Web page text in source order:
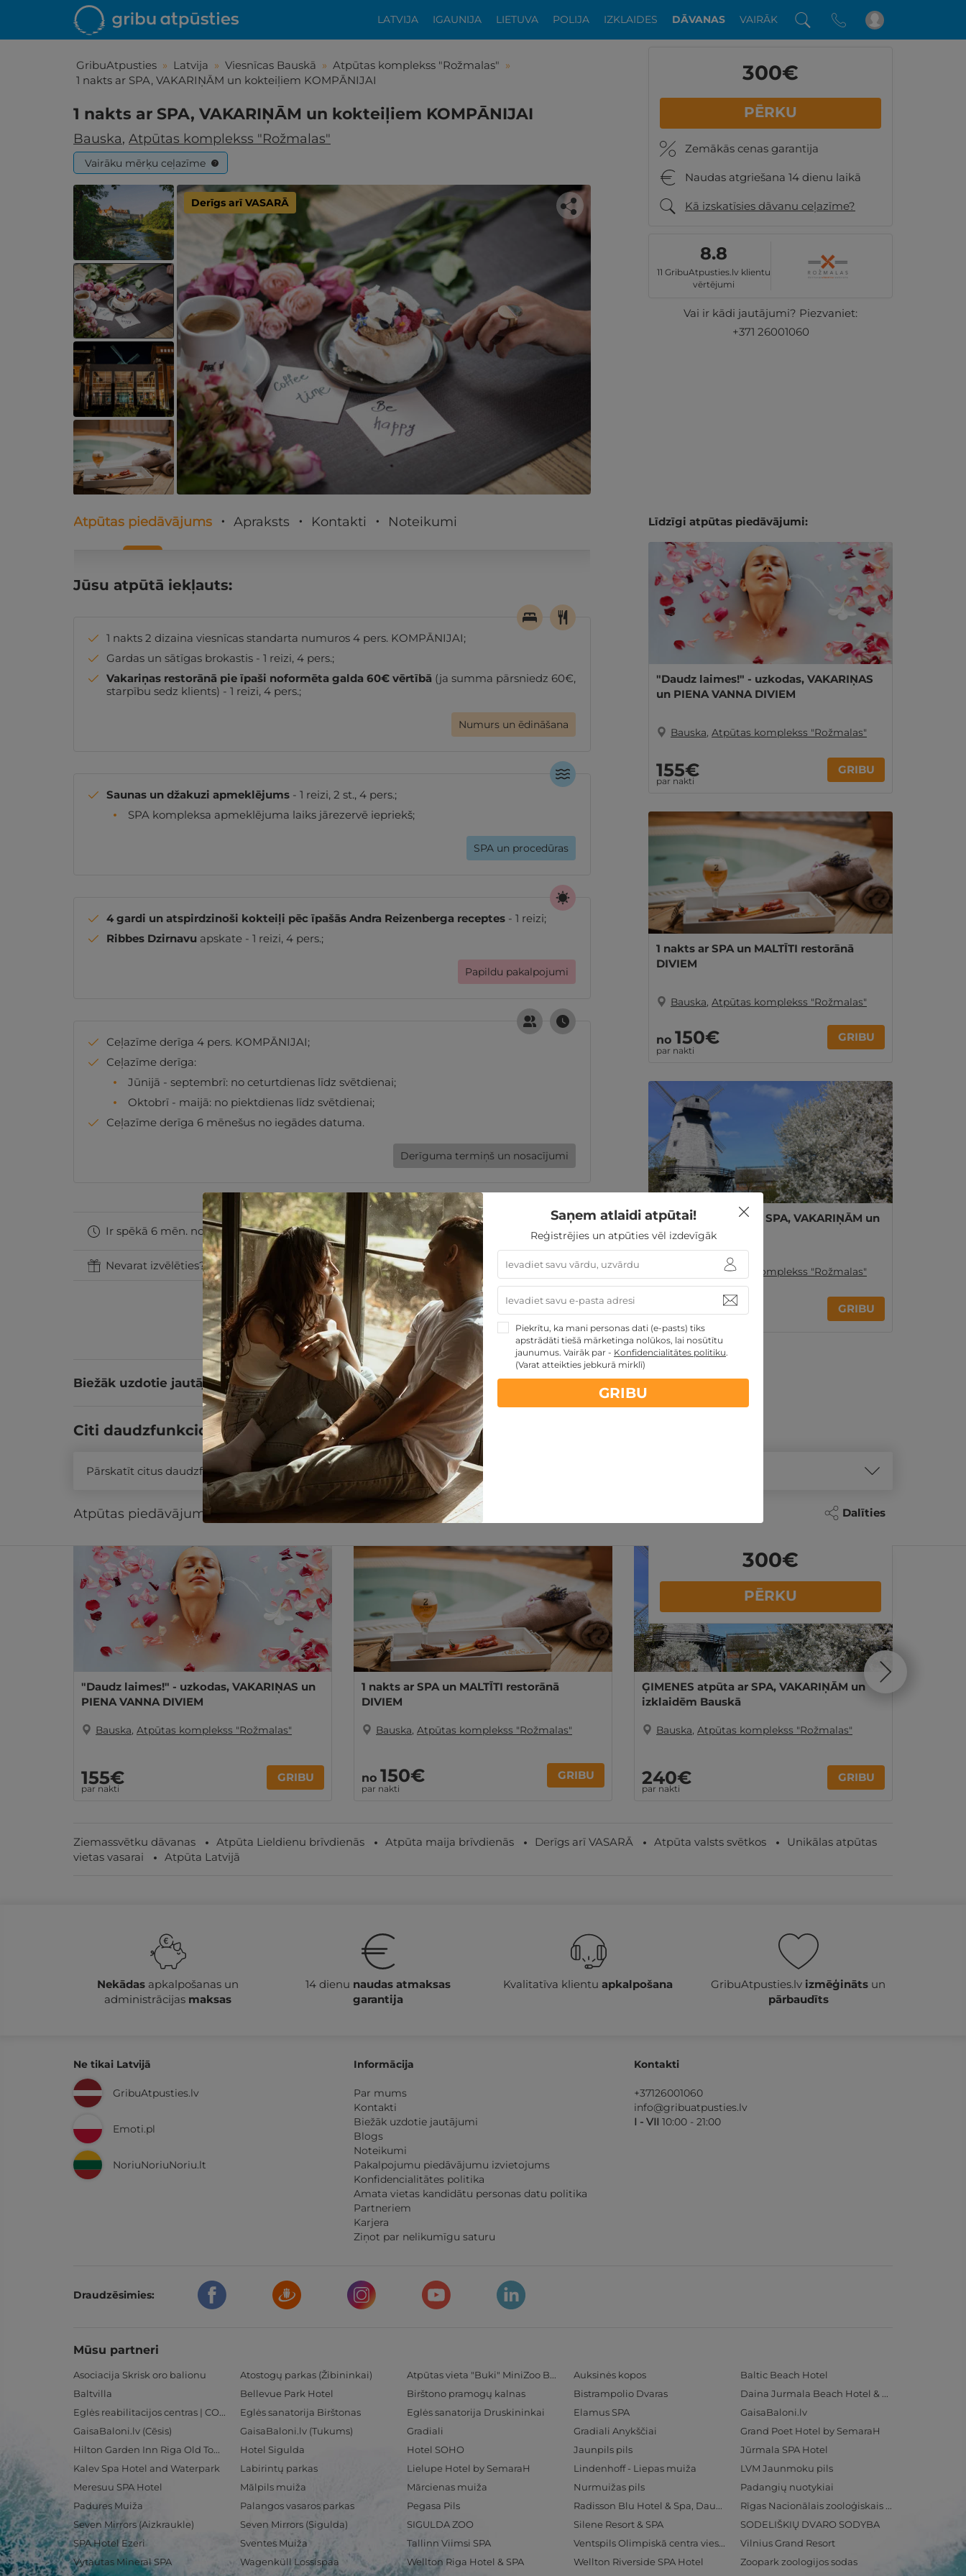
LATVIJA IGAUNIJA LIETUVA POLIJA IZKLAIDES DĀVANAS VAIRĀK
GribuAtpusties » Latvija » Viesnīcas Bauskā » Atpūtas komplekss "Rožmalas" »
1 nakts ar SPA, VAKARIŅĀM un kokteiļiem KOMPĀNIJAI
1 nakts ar SPA, VAKARIŅĀM un kokteiļiem KOMPĀNIJAI
Bauska, Atpūtas komplekss "Rožmalas"
Vairāku mērķu ceļazīme ?
Derīgs arī VASARĀ
Iepatikās šis piedāvājums?
Līdz brīnišķīgai atpūtai atlikuši tikai daži soļi
PĒRKU
300€
PĒRKU
Zemākās cenas garantija
Naudas atgriešana 14 dienu laikā
Kā izskatīsies dāvanu ceļazīme?
8.8
11 GribuAtpusties.lv klientu
vērtējumi
Vai ir kādi jautājumi? Piezvaniet:
+371 26001060
Atpūtas piedāvājums Apraksts Kontakti Noteikumi
Jūsu atpūtā iekļauts:
1 nakts 2 dizaina viesnīcas standarta numuros 4 pers. KOMPĀNIJAI;
Gardas un sātīgas brokastis - 1 reizi, 4 pers.;
Vakariņas restorānā pie īpaši noformēta galda 60€ vērtībā (ja summa pārsniedz 60€,
starpību sedz klients) - 1 reizi, 4 pers.;
Numurs un ēdināšana
Saunas un džakuzi apmeklējums - 1 reizi, 2 st., 4 pers.;
SPA kompleksa apmeklējuma laiks jārezervē iepriekš;
SPA un procedūras
4 gardi un atspirdzinoši kokteiļi pēc īpašās Andra Reizenberga receptes - 1 reizi;
Ribbes Dzirnavu apskate - 1 reizi, 4 pers.;
Papildu pakalpojumi
Ceļazīme derīga 4 pers. KOMPĀNIJAI;
Ceļazīme derīga:
Jūnijā - septembrī: no ceturtdienas līdz svētdienai;
Oktobrī - maijā: no piektdienas līdz svētdienai;
Ceļazīme derīga 6 mēnešus no iegādes datuma.
Derīguma termiņš un nosacījumi
Ir spēkā 6 mēn. no iegādes datuma 300€
Nevarat izvēlēties? Uzdāviniet GribuAtpusties.lv dāvanu karti
PĒRKU
Biežāk uzdotie jautājumi
Atpūtas piedāvājums Apraksts Kontakti Noteikumi Dalīties
300€
PĒRKU
Līdzīgi atpūtas piedāvājumi:
"Daudz laimes!" - uzkodas, VAKARIŅAS
un PIENA VANNA DIVIEM
Bauska, Atpūtas komplekss "Rožmalas"
155€
par nakti
GRIBU
1 nakts ar SPA un MALTĪTI restorānā
DIVIEM
Bauska, Atpūtas komplekss "Rožmalas"
no 150€
par nakti
GRIBU
ĢIMENES atpūta ar SPA, VAKARIŅĀM un
izklaidēm Bauskā
Atpūtas komplekss "Rožmalas"
240€ GRIBU
Citi daudzfunkcionālās dāvanu kartes piedāvājumi:
Pārskatīt citus daudzfunkcionālās dāvanu kartes TOP piedāvājumus
Līdzīgi atpūtas piedāvājumi
"Daudz laimes!" - uzkodas, VAKARIŅAS un
PIENA VANNA DIVIEM
Bauska, Atpūtas komplekss "Rožmalas"
155€
par nakti
GRIBU
1 nakts ar SPA un MALTĪTI restorānā
DIVIEM
Bauska, Atpūtas komplekss "Rožmalas"
no 150€
par nakti
GRIBU
ĢIMENES atpūta ar SPA, VAKARIŅĀM un
izklaidēm Bauskā
Bauska, Atpūtas komplekss "Rožmalas"
240€
par nakti
GRIBU
Ziemassvētku dāvanas Atpūta Lieldienu brīvdienās Atpūta maija brīvdienās Derīgs arī VASARĀ Atpūta valsts svētkos
Unikālas atpūtas
vietas vasarai
Atpūta Latvijā
Nekādasapkalpošanas un
administrācijas maksas
14 dienu naudas atmaksas
garantija
Kvalitatīva klientuapkalpošana GribuAtpusties.lv izmēģināts un
pārbaudīts
Ne tikai Latvijā
GribuAtpusties.lv
Emoti.pl
NoriuNoriuNoriu.lt
Informācija
Par mums
Kontakti
Biežāk uzdotie jautājumi
Blogs
Noteikumi
Pakalpojumu piedāvājumu izvietojums
Konfidencialitātes politika
Amata vietas kandidātu personas datu politika
Partneriem
Karjera
Ziņot par nelikumīgu saturu
Kontakti
+37126001060
info@gribuatpusties.lv
I - VII 10:00 - 21:00
Draudzēsimies:
Mūsu partneri
Asociacija Skrisk oro balionu Atostogų parkas (Žibininkai) Atpūtas vieta "Buki" MiniZoo BUKS Auksinės kopos
Baltic Beach Hotel
Baltvilla
Bellevue Park Hotel Birštono pramogų kalnas Bistrampolio Dvaras
Daina Jurmala Beach Hotel & SPA
Eglės reabilitacijos centras | CORE
Eglės sanatorija Birštonas Eglės sanatorija Druskininkai Elamus SPA
GaisaBaloni.lv
GaisaBaloni.lv (Cēsis)
GaisaBaloni.lv (Tukums) Gradiali Gradiali Anykščiai
Grand Poet Hotel by SemaraH
Hilton Garden Inn Riga Old Town
Hotel Sigulda Hotel SOHO Jaunpils pils
Jūrmala SPA Hotel
Kalev Spa Hotel and Waterpark
Labirintų parkas Lielupe Hotel by SemaraH Lindenhoff - Liepas muiža
LVM Jaunmoku pils
Meresuu SPA Hotel
Mālpils muiža Mārcienas muiža Nurmuižas pils
Padangių nuotykiai
Padures Muiža
Palangos vasaros parkas Pegasa Pils Radisson Blu Hotel & Spa, Daugava Riga
Rīgas Nacionālais zooloģiskais dārzs
Seven Mirrors (Aizkraukle)
Seven Mirrors (Sigulda) SIGULDA ZOO Silene Resort & SPA
SODELIŠKIŲ DVARO SODYBA
SPA Hotel Ezeri
Sventes Muiža Tallinn Viimsi SPA Ventspils Olimpiskā centra viesnīca
Vilnius Grand Resort
Vytautas Mineral SPA
Wagenküll Lossispaa Wellton Riga Hotel & SPA Wellton Riverside SPA Hotel Zoopark zoologijos sodas
Saņem atlaidi atpūtai!
Reģistrējies un atpūties vēl izdevīgāk
Piekrītu, ka mani personas dati (e-pasts) tiks
apstrādāti tiešā mārketinga nolūkos, lai nosūtītu
jaunumus. Vairāk par - Konfidencialitātes politiku.
(Varat atteikties jebkurā mirklī)
GRIBU